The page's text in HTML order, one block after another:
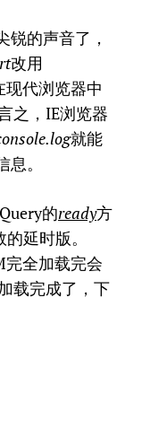
锐的声音了，
改用
代浏览器中
之，IE浏览器
就能
。
的ready方
的延时版。
全加载完会
载完成了，下